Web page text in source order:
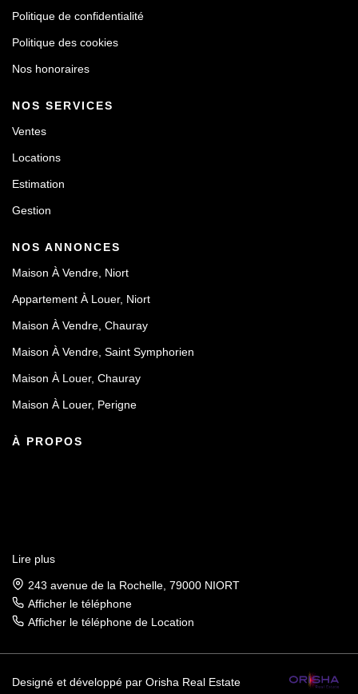
Politique de confidentialité
Politique des cookies
Nos honoraires
NOS SERVICES
Ventes
Locations
Estimation
Gestion
NOS ANNONCES
Maison À Vendre, Niort
Appartement À Louer, Niort
Maison À Vendre, Chauray
Maison À Vendre, Saint Symphorien
Maison À Louer, Chauray
Maison À Louer, Perigne
À PROPOS
Lire plus
243 avenue de la Rochelle, 79000 NIORT
Afficher le téléphone
Afficher le téléphone de Location
Designé et développé par Orisha Real Estate